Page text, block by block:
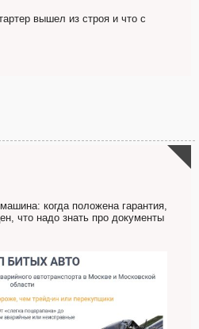
вышел из строя и что с
когда положена гарантия,
что надо знать про документы